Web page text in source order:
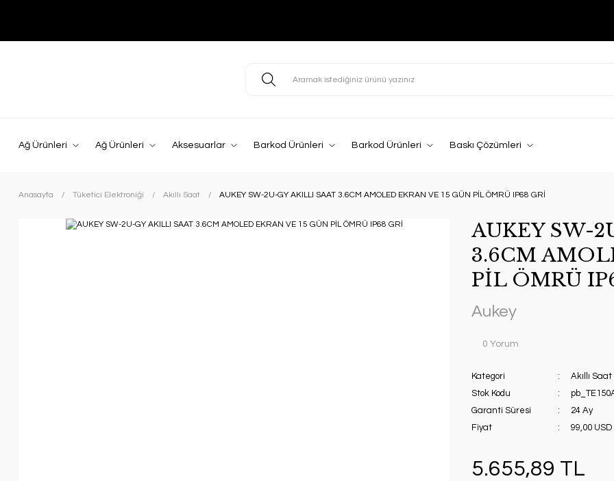
Ağ Ürünleri Ağ Ürünleri Aksesuarlar Barkod Ürünleri Barkod Ürünleri Baskı Çözümleri
Anasayfa Tüketici Elektroniği Akıllı Saat AUKEY SW-2U-GY AKILLI SAAT 3.6CM AMOLED EKRAN VE 15 GÜN PİL ÖMRÜ IP68 GRİ
AUKEY SW-
3.6CM
PİL ÖMRÜ
Aukey
0 Yorum
Kategori
Akıllı Saat
Stok Kodu
Garanti Süresi
24 Ay
Fiyat
99,00
5.655,89 TL